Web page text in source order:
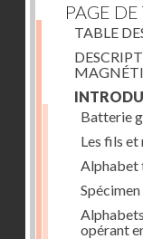
PAGE DE
TABLE
Batterie
Les fils
Alphabet
opérant